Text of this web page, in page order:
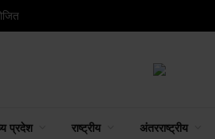
प्रदेश राष्ट्रीय अंतरराष्ट्रीय